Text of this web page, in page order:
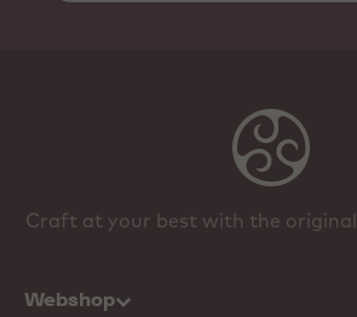
Craft at your best with the
Webshop